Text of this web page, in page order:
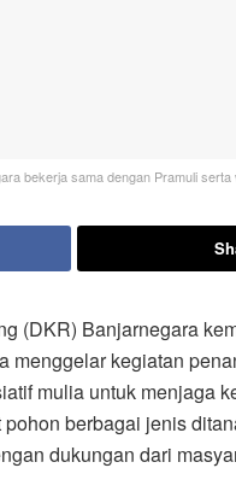
bekerja sama dengan Pramuli
(DKR) Banjarnegara
menggelar kegiatan
mulia untuk menjaga
berbagai jenis
dukungan dari